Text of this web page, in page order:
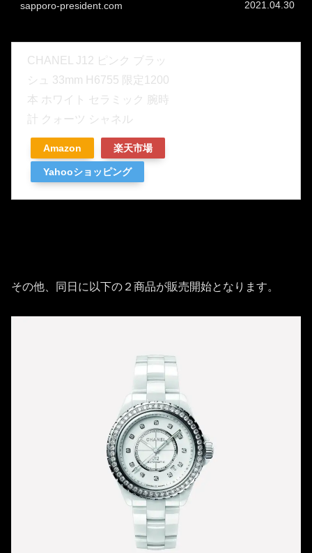
sapporo-president.com 2021.04.30
CHANEL J12 ピンク ブラッ
シュ 33mm H6755 限定1200
本 ホワイト セラミック 腕時
計 クォーツ シャネル
Amazon 楽天市場
Yahooショッピング
その他、同日に以下の２商品が販売開始となります。